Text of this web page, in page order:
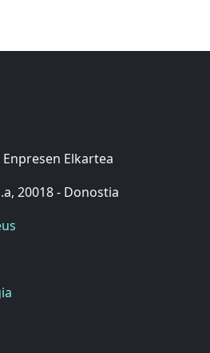
Elkartea
20018 - Donostia